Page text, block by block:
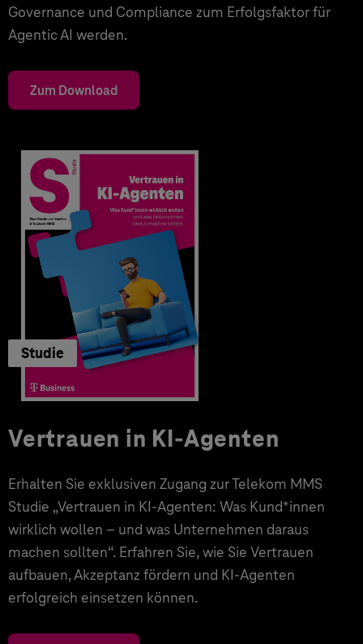
Governance und Compliance zum Erfolgsfaktor für
Agentic AI werden.
Zum Download
Studie
Vertrauen in KI-Agenten
Erhalten Sie exklusiven Zugang zur Telekom MMS
Studie „Vertrauen in KI-Agenten: Was Kund*innen
wirklich wollen – und was Unternehmen daraus
machen sollten“. Erfahren Sie, wie Sie Vertrauen
aufbauen, Akzeptanz fördern und KI-Agenten
erfolgreich einsetzen können.